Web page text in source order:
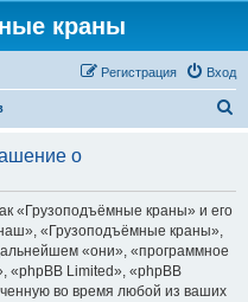
краны
Вход
Регистрация
с
о
«Грузоподъёмные краны» и его
«Грузоподъёмные краны»,
«они», «программное
«phpBB Limited», «phpBB
во время любой из ваших